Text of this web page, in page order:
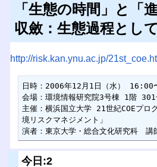
「生態の時間」と「
収斂：生態過程とし
http://risk.kan.ynu.ac.jp/
日時：2006年12月1日（水） 16:00
会場：環境情報研究院3号棟 1階 301
主催：横浜国立大学 21世紀COEプロ
境リスクマネジメント」
演者：東京大学・総合文化研究科　講
今日:2